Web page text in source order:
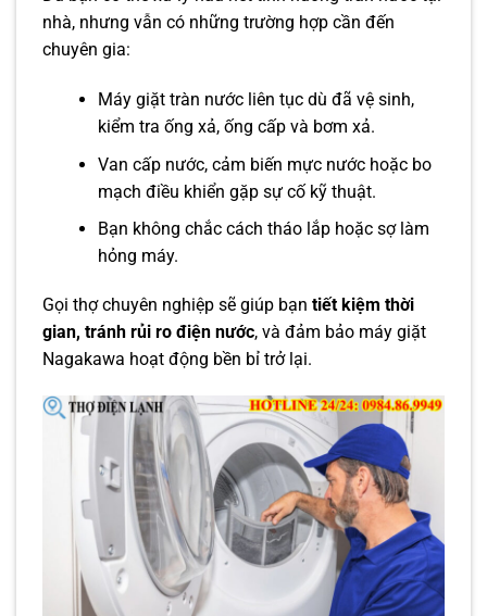
nhà, nhưng vẫn có những trường hợp cần đến
chuyên gia:
Máy giặt tràn nước liên tục dù đã vệ sinh,
kiểm tra ống xả, ống cấp và bơm xả.
Van cấp nước, cảm biến mực nước hoặc bo
mạch điều khiển gặp sự cố kỹ thuật.
Bạn không chắc cách tháo lắp hoặc sợ làm
hỏng máy.
Gọi thợ chuyên nghiệp sẽ giúp bạn tiết kiệm thời
gian, tránh rủi ro điện nước, và đảm bảo máy giặt
Nagakawa hoạt động bền bỉ trở lại.